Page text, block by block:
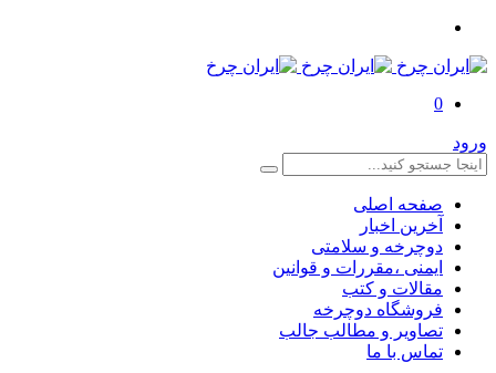
0
ورود
صفحه اصلی
آخرین اخبار
دوچرخه و سلامتی
ایمنی ،مقررات و قوانین
مقالات و کتب
فروشگاه دوچرخه
تصاویر و مطالب جالب
تماس با ما